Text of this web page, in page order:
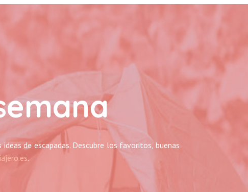
de escapadas. Descubre los favoritos, buenas
.